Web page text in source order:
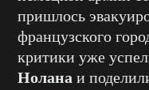
пришлось
французского
критики уже
Ноланаи